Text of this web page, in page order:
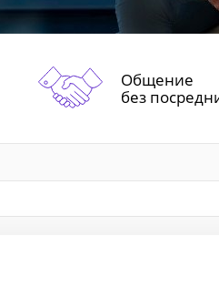
Общение
без